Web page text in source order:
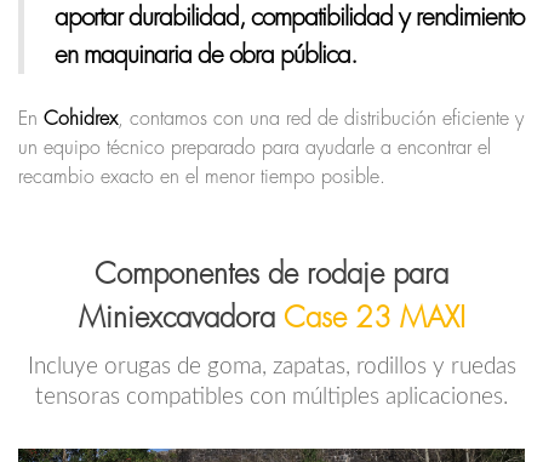
aportar durabilidad, compatibilidad y rendimiento
en maquinaria de obra pública.
En Cohidrex, contamos con una red de distribución eficiente y
un equipo técnico preparado para ayudarle a encontrar el
recambio exacto en el menor tiempo posible.
Componentes de rodaje para
Miniexcavadora Case 23 MAXI
Incluye orugas de goma, zapatas, rodillos y ruedas
tensoras compatibles con múltiples aplicaciones.